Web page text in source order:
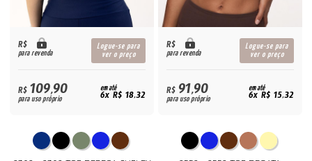
R$
para revenda
Logue-se para
ver o preço
R$109,90
para uso próprio
em até
6x R$ 18,32
R$
para revenda
Logue-se para
ver o preço
R$91,90
para uso próprio
em até
6x R$ 15,32